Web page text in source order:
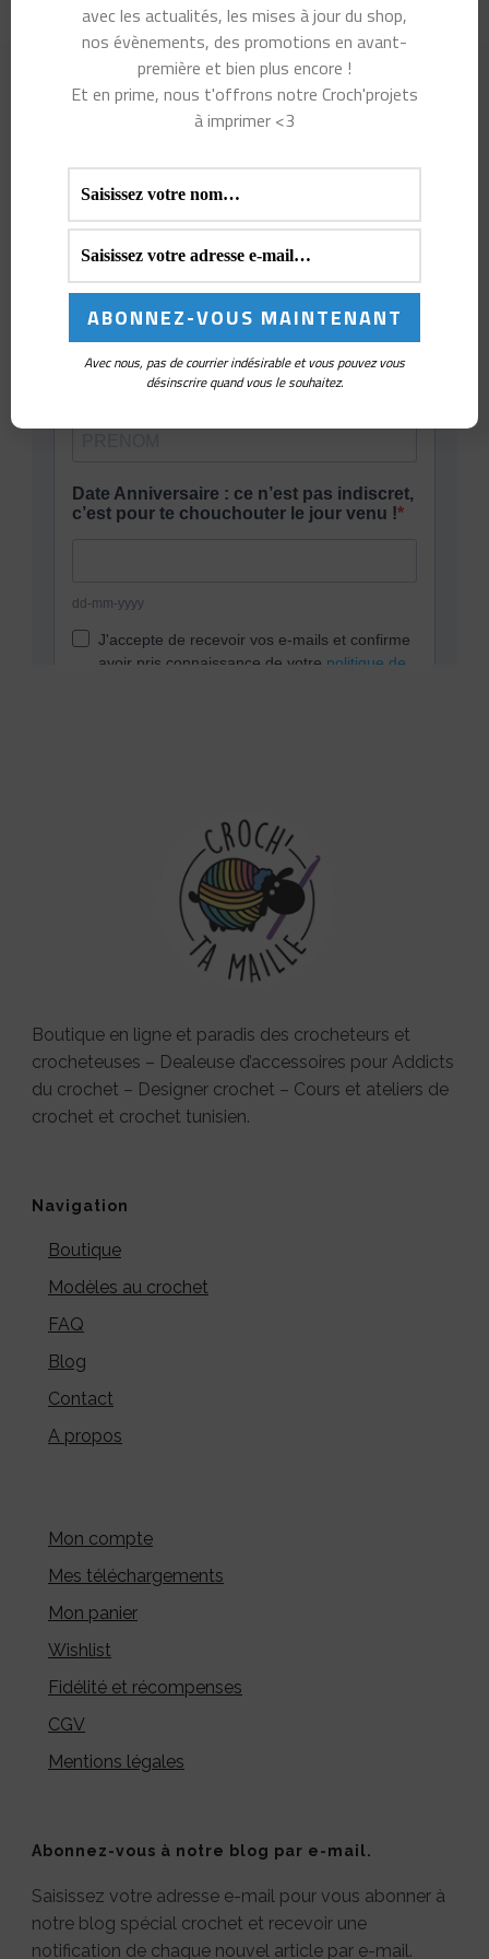
Boutique en ligne et paradis des crocheteurs et
crocheteuses – Dealeuse d’accessoires pour Addicts
du crochet – Designer crochet – Cours et ateliers de
crochet et crochet tunisien.
Navigation
Boutique
Modèles au crochet
FAQ
Blog
Contact
A propos
Mon compte
Mes téléchargements
Mon panier
Wishlist
Fidélité et récompenses
CGV
Mentions légales
Abonnez-vous à notre blog par e-mail.
Saisissez votre adresse e-mail pour vous abonner à
notre blog spécial crochet et recevoir une
notification de chaque nouvel article par e-mail.
avec les actualités, les mises à jour du shop,
nos évènements, des promotions en avant-
première et bien plus encore !
Et en prime, nous t'offrons notre Croch'projets
à imprimer <3
Avec nous, pas de courrier indésirable et vous pouvez vous
désinscrire quand vous le souhaitez.